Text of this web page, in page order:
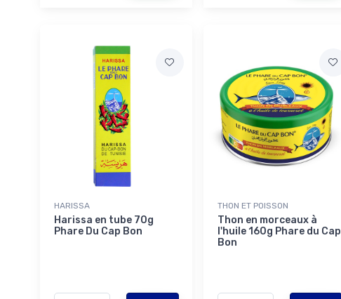
HARISSA
Harissa en tube 70g
Phare Du Cap Bon
THON ET POISSON
Thon en morceaux à
l'huile 160g Phare du Cap
Bon